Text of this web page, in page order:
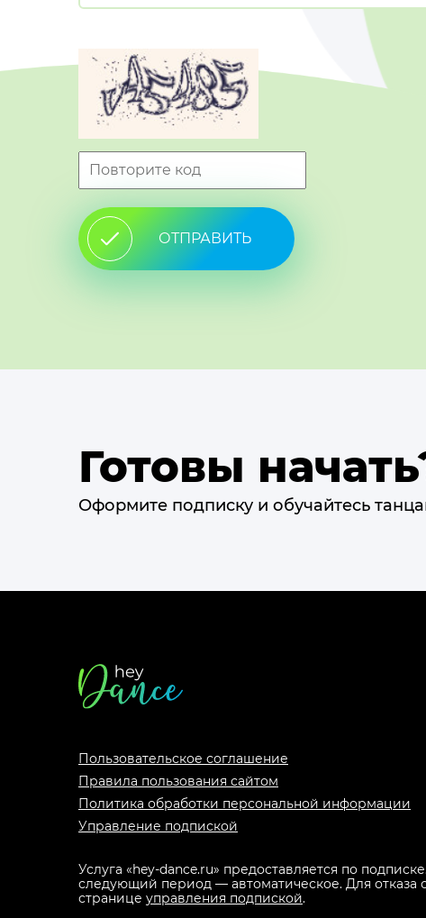
ОТПРАВИТЬ
Готовы
Оформите подписку и обучайтесь
Футер
сайта
Пользовательское соглашение
Правила пользования сайтом
Политика обработки персональной информации
Управление подпиской
Услуга «hey-dance.ru» предоставляется по
следующий период — автоматическое. Для отказа
странице управления подпиской.